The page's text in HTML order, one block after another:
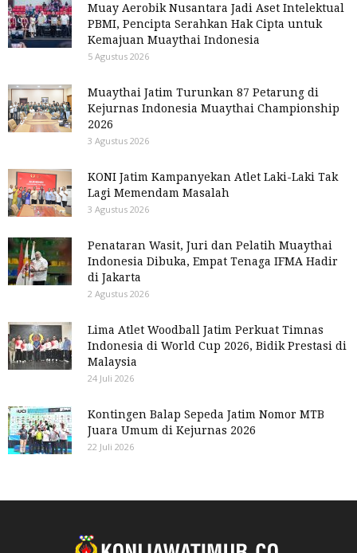
Muay Aerobik Nusantara Jadi Aset Intelektual
PBMI, Pencipta Serahkan Hak Cipta untuk
Kemajuan Muaythai Indonesia
5 Agustus 2026
Muaythai Jatim Turunkan 87 Petarung di
Kejurnas Indonesia Muaythai Championship
2026
3 Agustus 2026
KONI Jatim Kampanyekan Atlet Laki-Laki Tak
Lagi Memendam Masalah
3 Agustus 2026
Penataran Wasit, Juri dan Pelatih Muaythai
Indonesia Dibuka, Empat Tenaga IFMA Hadir
di Jakarta
2 Agustus 2026
Lima Atlet Woodball Jatim Perkuat Timnas
Indonesia di World Cup 2026, Bidik Prestasi di
Malaysia
24 Juli 2026
Kontingen Balap Sepeda Jatim Nomor MTB
Juara Umum di Kejurnas 2026
22 Juli 2026